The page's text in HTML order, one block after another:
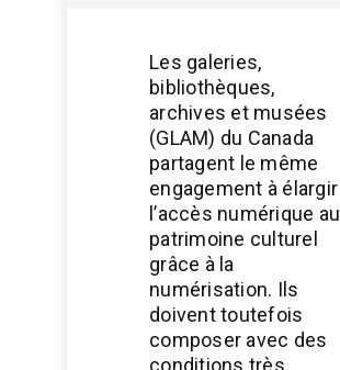
Les galeries,
bibliothèques,
archives et musées
(GLAM) du Canada
partagent le même
engagement à élargir
l’accès numérique au
patrimoine culturel
grâce à la
numérisation. Ils
doivent toutefois
composer avec des
conditions très